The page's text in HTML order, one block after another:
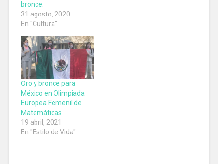
bronce.
31 agosto, 2020
En "Cultura"
Oro y bronce para
México en Olimpiada
Europea Femenil de
Matemáticas
19 abril, 2021
En "Estilo de Vida"